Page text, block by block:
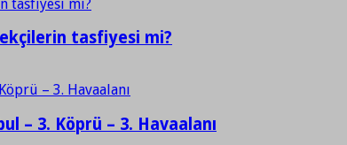
tasfiyesi mi?
– 3. Köprü – 3. Havaalanı